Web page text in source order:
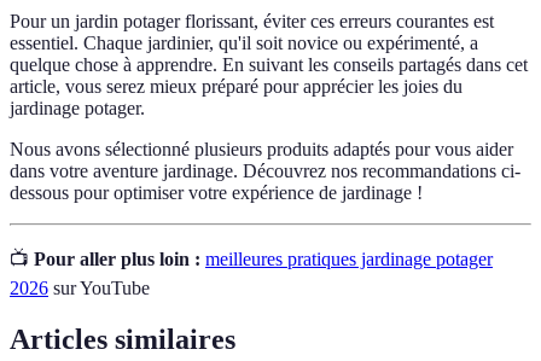
Pour un jardin potager florissant, éviter ces erreurs courantes est
essentiel. Chaque jardinier, qu'il soit novice ou expérimenté, a
quelque chose à apprendre. En suivant les conseils partagés dans cet
article, vous serez mieux préparé pour apprécier les joies du
jardinage potager.
Nous avons sélectionné plusieurs produits adaptés pour vous aider
dans votre aventure jardinage. Découvrez nos recommandations ci-
dessous pour optimiser votre expérience de jardinage !
📺 Pour aller plus loin : meilleures pratiques jardinage potager
2026 sur YouTube
Articles similaires